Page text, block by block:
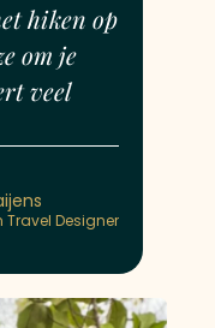
hiken op
om je
veel
Designer